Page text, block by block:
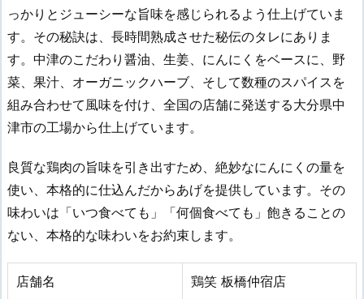
っかりとジューシーな旨味を感じられるよう仕上げていま
す。その秘訣は、長時間熟成させた秘伝のタレにありま
す。中津のこだわり醤油、生姜、にんにくをベースに、野
菜、果汁、オーガニックハーブ、そして数種のスパイスを
組み合わせて風味を付け、全国の店舗に発送する大分県中
津市の工場から仕上げています。
良質な鶏肉の旨味を引き出すため、絶妙なにんにくの量を
使い、本格的に仕込んだからあげを提供しています。その
味わいは「いつ食べても」「何個食べても」飽きることの
ない、本格的な味わいをお約束します。
店舗名 鶏笑 板橋仲宿店